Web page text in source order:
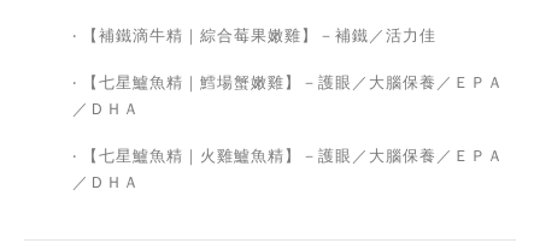
‧ 【補鐵滴牛精｜綜合莓果嫩雞】－補鐵／活力佳
‧ 【七星鱸魚精｜鱈場蟹嫩雞】－護眼／大腦保養／ＥＰＡ
／ＤＨＡ
‧ 【七星鱸魚精｜火雞鱸魚精】－護眼／大腦保養／ＥＰＡ
／ＤＨＡ